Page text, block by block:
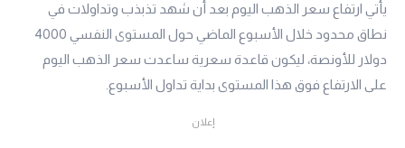
يأتي ارتفاع سعر الذهب اليوم بعد أن شهد تذبذب وتداولات في
نطاق محدود خلال الأسبوع الماضي حول المستوى النفسي 4000
دولار للأونصة، ليكون قاعدة سعرية ساعدت سعر الذهب اليوم
على الارتفاع فوق هذا المستوى بداية تداول الأسبوع.
إعلان